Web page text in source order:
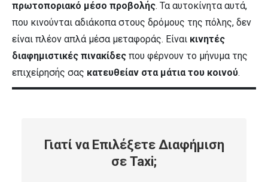
πρωτοποριακό μέσο προβολής. Τα αυτοκίνητα αυτά,
που κινούνται αδιάκοπα στους δρόμους της πόλης, δεν
είναι πλέον απλά μέσα μεταφοράς. Είναι κινητές
διαφημιστικές πινακίδες που φέρνουν το μήνυμα της
επιχείρησής σας κατευθείαν στα μάτια του κοινού.
Γιατί να Επιλέξετε Διαφήμιση
σε Taxi;